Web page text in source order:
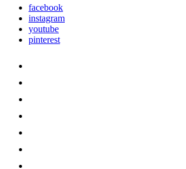
facebook
instagram
youtube
pinterest